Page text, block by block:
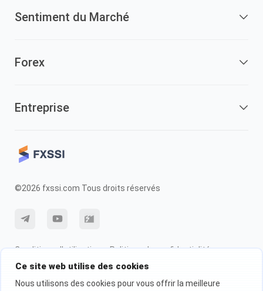
Ce site web utilise des cookies
Nous utilisons des cookies pour vous offrir la meilleure
Sentiment du Marché
Forex
Entreprise
©2026 fxssi.com Tous droits réservés
Conditions d'utilisation
Politique de confidentialité
Information sur les risques
Politique des cookie